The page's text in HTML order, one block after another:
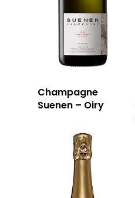
Champagne
Suenen – Oiry